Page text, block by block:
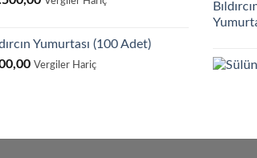
Yumurtası (100 Adet)
Vergiler Hariç